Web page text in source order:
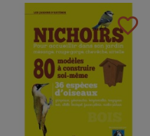
favorite_border